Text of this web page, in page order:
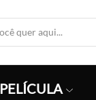
PELÍCULA